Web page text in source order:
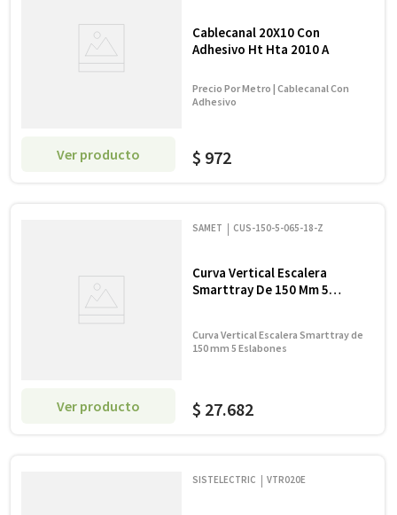
Ver producto
Cablecanal 20X10 Con
Adhesivo Ht Hta 2010 A
Precio Por Metro | Cablecanal Con
Adhesivo
$ 972
Ver producto
SAMET CUS-150-5-065-18-Z
Curva Vertical Escalera
Smarttray De 150 Mm 5
Curva Vertical Escalera Smarttray de
150 mm 5 Eslabones
$ 27.682
SISTELECTRIC VTR020E